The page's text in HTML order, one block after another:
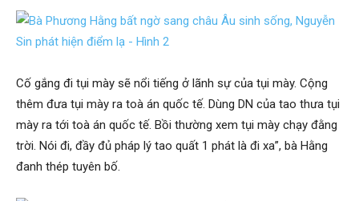
Cố gắng đi tụi mày sẽ nổi tiếng ở lãnh sự của tụi mày. Cộng
thêm đưa tụi mày ra toà án quốc tế. Dùng DN của tao thưa tụi
mày ra tới toà án quốc tế. Bồi thường xem tụi mày chạy đằng
trời. Nói đi, đầy đủ pháp lý tao quất 1 phát là đi xa”, bà Hằng
đanh thép tuyên bố.